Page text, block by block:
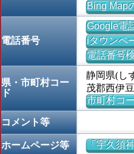
Bing Map
電話番号
Google電
iタウンペ
電話番号
県・市町村コー
ド
静岡県(し
茂郡西伊
市町村コ
コメント等
ホームページ等 「宇久須